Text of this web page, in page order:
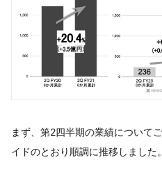
まず、第2四半期の業績について
イドのとおり順調に推移しました。